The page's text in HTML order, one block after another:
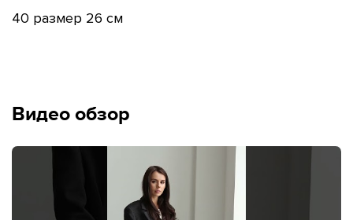
40 размер 26 см
Видео обзор